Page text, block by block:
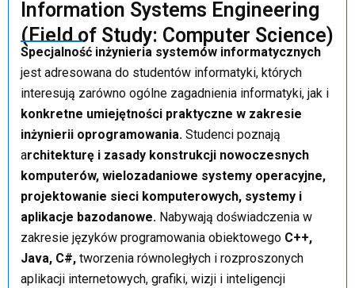
Information Systems Engineering
(Field of Study: Computer Science)
Specjalność inżynieria systemów informatycznych
jest adresowana do studentów informatyki, których
interesują zarówno ogólne zagadnienia informatyki, jak i
konkretne umiejętności praktyczne w zakresie
inżynierii oprogramowania. Studenci poznają
architekturę i zasady konstrukcji nowoczesnych
komputerów, wielozadaniowe systemy operacyjne,
projektowanie sieci komputerowych, systemy i
aplikacje bazodanowe. Nabywają doświadczenia w
zakresie języków programowania obiektowego C++,
Java, C#, tworzenia równoległych i rozproszonych
aplikacji internetowych, grafiki, wizji i inteligencji